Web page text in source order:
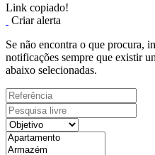
Link copiado!
Criar alerta
Se não encontra o que procura,
notificações sempre que existir
abaixo selecionadas.